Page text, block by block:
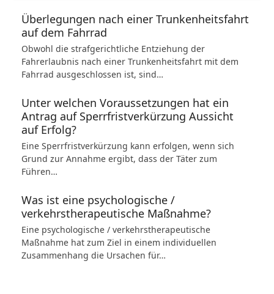
Überlegungen nach einer Trunkenheitsfahrt
auf dem Fahrrad
Obwohl die strafgerichtliche Entziehung der
Fahrerlaubnis nach einer Trunkenheitsfahrt mit dem
Fahrrad ausgeschlossen ist, sind…
Unter welchen Voraussetzungen hat ein
Antrag auf Sperrfristverkürzung Aussicht
auf Erfolg?
Eine Sperrfristverkürzung kann erfolgen, wenn sich
Grund zur Annahme ergibt, dass der Täter zum
Führen…
Was ist eine psychologische /
verkehrstherapeutische Maßnahme?
Eine psychologische / verkehrstherapeutische
Maßnahme hat zum Ziel in einem individuellen
Zusammenhang die Ursachen für…